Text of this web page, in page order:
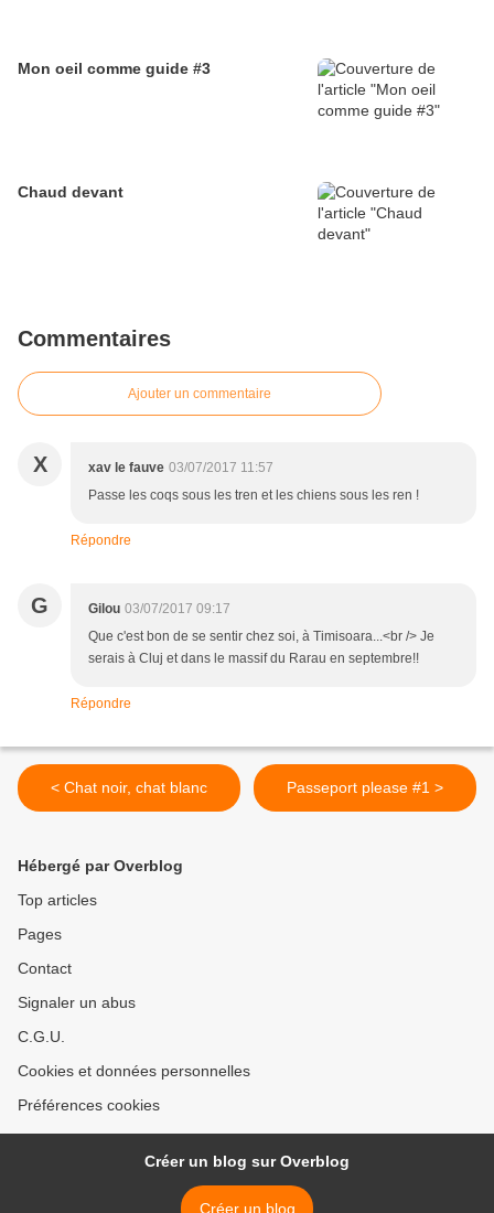
Mon oeil comme guide #3
Chaud devant
Commentaires
Ajouter un commentaire
X xav le fauve 03/07/2017 11:57
Passe les coqs sous les tren et les chiens sous les ren !
Répondre
G Gilou 03/07/2017 09:17
Que c'est bon de se sentir chez soi, à Timisoara...<br /> Je
serais à Cluj et dans le massif du Rarau en septembre!!
Répondre
< Chat noir, chat blanc Passeport please #1 >
Hébergé par Overblog
Top articles
Pages
Contact
Signaler un abus
C.G.U.
Cookies et données personnelles
Préférences cookies
Créer un blog sur Overblog
Créer un blog